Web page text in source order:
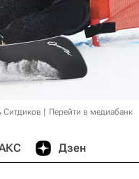
Перейти в медиабанк
Дзен